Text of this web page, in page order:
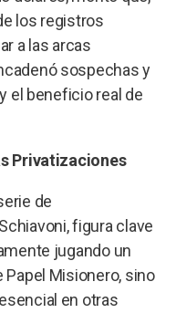
los registros
a las arcas
sospechas y
el beneficio real de
Privatizaciones
de
figura clave
jugando un
Papel Misionero, sino
en otras